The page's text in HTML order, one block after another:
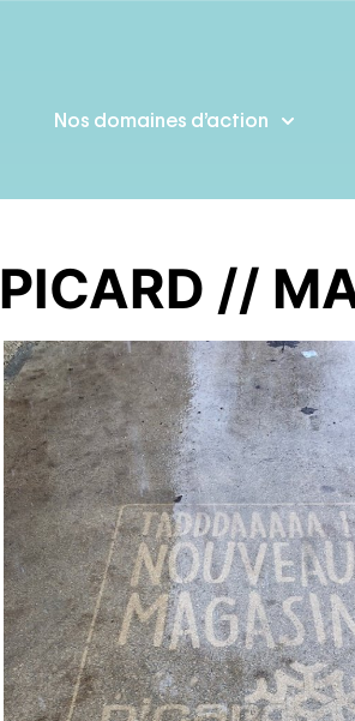
Nos domaines d’action
PICARD //